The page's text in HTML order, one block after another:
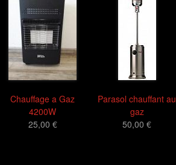
Chauffage a Gaz
4200W
25,00 €
Parasol chauffant au
gaz
50,00 €